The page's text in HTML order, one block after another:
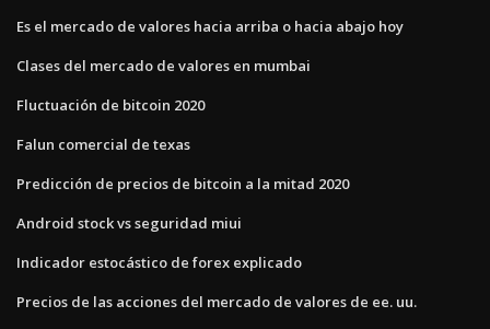
Es el mercado de valores hacia arriba o hacia abajo hoy
Clases del mercado de valores en mumbai
Fluctuación de bitcoin 2020
Falun comercial de texas
Predicción de precios de bitcoin a la mitad 2020
Android stock vs seguridad miui
Indicador estocástico de forex explicado
Precios de las acciones del mercado de valores de ee. uu.